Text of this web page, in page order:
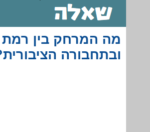
מה המרחק בין רמת
ובתחבורה